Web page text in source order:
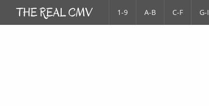
1-9 A-B C-F G-I